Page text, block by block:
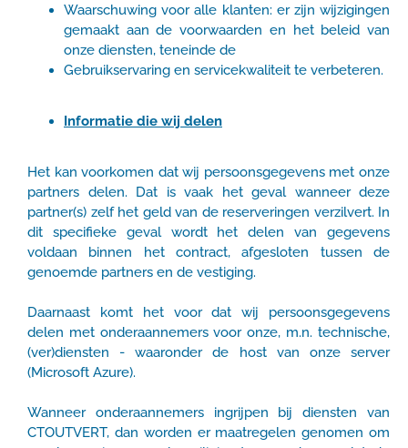
Waarschuwing voor alle klanten: er zijn wijzigingen
gemaakt aan de voorwaarden en het beleid van
onze diensten, teneinde de
Gebruikservaring en servicekwaliteit te verbeteren.
Informatie die wij delen
Het kan voorkomen dat wij persoonsgegevens met onze
partners delen. Dat is vaak het geval wanneer deze
partner(s) zelf het geld van de reserveringen verzilvert. In
dit specifieke geval wordt het delen van gegevens
voldaan binnen het contract, afgesloten tussen de
genoemde partners en de vestiging.
Daarnaast komt het voor dat wij persoonsgegevens
delen met onderaannemers voor onze, m.n. technische,
(ver)diensten - waaronder de host van onze server
(Microsoft Azure).
Wanneer onderaannemers ingrijpen bij diensten van
CTOUTVERT, dan worden er maatregelen genomen om